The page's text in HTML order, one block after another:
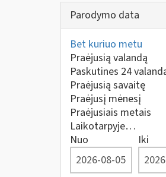
Parodymo data
Bet kuriuo metu
Praėjusią valandą
Paskutines 24
Praėjusią savaitę
Praėjusį mėnesį
Praėjusiais metais
Laikotarpyje…
Nuo
Iki